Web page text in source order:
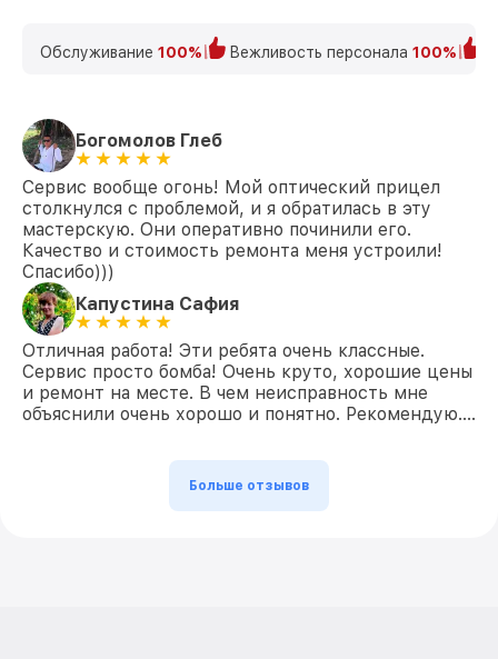
Обслуживание 100% Вежливость персонала 100%
Богомолов Глеб
Сервис вообще огонь! Мой оптический прицел
столкнулся с проблемой, и я обратилась в эту
мастерскую. Они оперативно починили его.
Качество и стоимость ремонта меня устроили!
Спасибо)))
Капустина Сафия
Отличная работа! Эти ребята очень классные.
Сервис просто бомба! Очень круто, хорошие цены
и ремонт на месте. В чем неисправность мне
объяснили очень хорошо и понятно. Рекомендую….
Больше отзывов